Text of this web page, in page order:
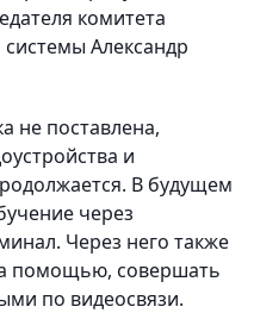
комитета
Александр
не поставлена,
и
В будущем
через
Через него также
помощью, совершать
по видеосвязи.